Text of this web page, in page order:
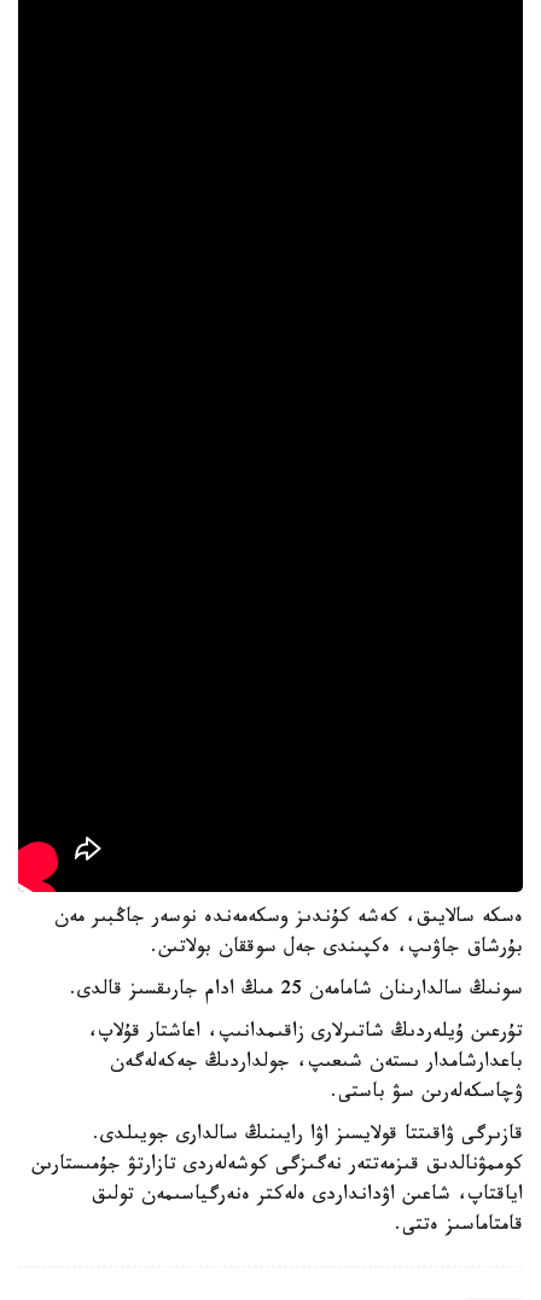
ەسكە سالايىق، كەشە كۇندىز وسكەمەندە نوسەر جاڭبىر مەن
بۇرشاق جاۋىپ، ەكپىندى جەل سوققان بولاتىن.
سونىڭ سالدارىنان شامامەن 25 مىڭ ادام جارىقسىز قالدى.
تۇرعىن ۇيلەردىڭ شاتىرلارى زاقىمدانىپ، اعاشتار قۇلاپ،
باعدارشامدار ىستەن شىعىپ، جولداردىڭ جەكەلەگەن
ۋچاسكەلەرىن سۋ باستى.
قازىرگى ۋاقىتتا قولايسىز اۋا رايىنىڭ سالدارى جويىلدى.
كوممۋنالدىق قىزمەتتەر نەگىزگى كوشەلەردى تازارتۋ جۇمىستارىن
اياقتاپ، شاعىن اۋدانداردى ەلەكتر ەنەرگياسىمەن تولىق
قامتاماسىز ەتتى.